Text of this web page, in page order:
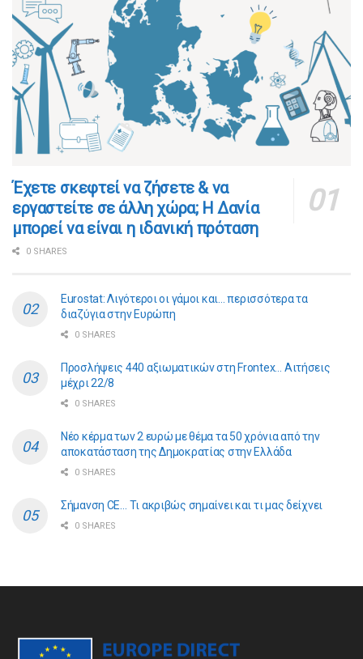
​​Έχετε σκεφτεί να ζήσετε & να
εργαστείτε σε άλλη χώρα; Η Δανία
μπορεί να είναι η ιδανική πρόταση
0 SHARES
Eurostat: Λιγότεροι οι γάμοι και… περισσότερα τα
διαζύγια στην Ευρώπη
0 SHARES
Προσλήψεις 440 αξιωματικών στη Frontex… Αιτήσεις
μέχρι 22/8
0 SHARES
Νέο κέρμα των 2 ευρώ με θέμα τα 50 χρόνια από την
αποκατάσταση της Δημοκρατίας στην Ελλάδα
0 SHARES
Σήμανση CE… Τι ακριβώς σημαίνει και τι μας δείχνει
0 SHARES